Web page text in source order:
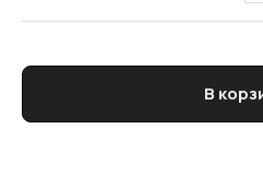
Количество товара Кепка
В